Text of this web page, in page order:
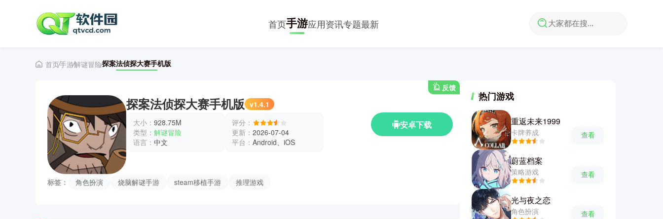
首页手游应用资讯专题最新
首页手游解谜冒险探案法侦探大赛手机版
反馈
探案法侦探大赛手机版 v1.4.1
大小： 928.75M
类型： 解谜冒险
语言： 中文
评分：
更新： 2026-07-04
平台： Android、iOS
安卓下载
标签： 角色扮演 烧脑解谜手游 steam移植手游 推理游戏
热门游戏
重返未来1999
卡牌养成 查看
蔚蓝档案
策略游戏 查看
光与夜之恋
角色扮演 查看